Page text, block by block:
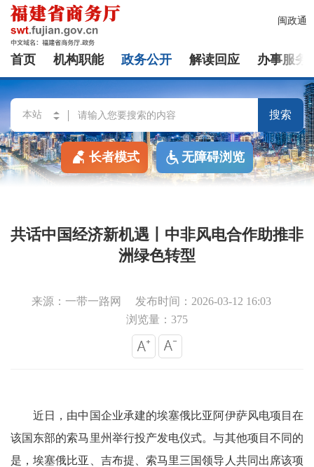
闽政通
首页 机构职能 政务公开 解读回应 办事服务
搜索
长者模式 无障碍浏览
共话中国经济新机遇丨中非风电合作助推非
洲绿色转型
来源：一带一路网
发布时间：2026-03-12 16:03
浏览量：375
近日，由中国企业承建的埃塞俄比亚阿伊萨风电项目在
该国东部的索马里州举行投产发电仪式。与其他项目不同的
是，埃塞俄比亚、吉布提、索马里三国领导人共同出席该项